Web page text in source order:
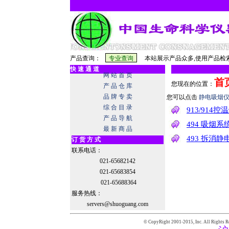
产品查询：
本站展示产品众多,使用产品检
快 速 通 道
网 站 首 页
产 品 仓 库
品 牌 专 卖
综 合 目 录
产 品 导 航
最 新 商 品
订 货 方 式
联系电话：
021-65682142
021-65683854
021-65688364
服务热线：
servers@shuoguang.com
您现在的位置： 首
您可以点击 静电吸烟
913/914控
494 吸烟系
493 拆消静
© CopyRight 2001-2015, Inc. All Rights